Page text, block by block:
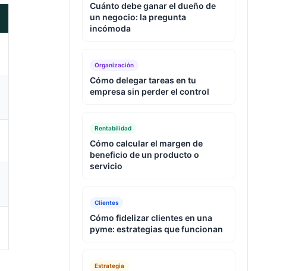
Cuánto debe ganar el dueño de
un negocio: la pregunta
incómoda
Organización
Cómo delegar tareas en tu
empresa sin perder el control
Rentabilidad
Cómo calcular el margen de
beneficio de un producto o
servicio
Clientes
Cómo fidelizar clientes en una
pyme: estrategias que funcionan
Estrategia